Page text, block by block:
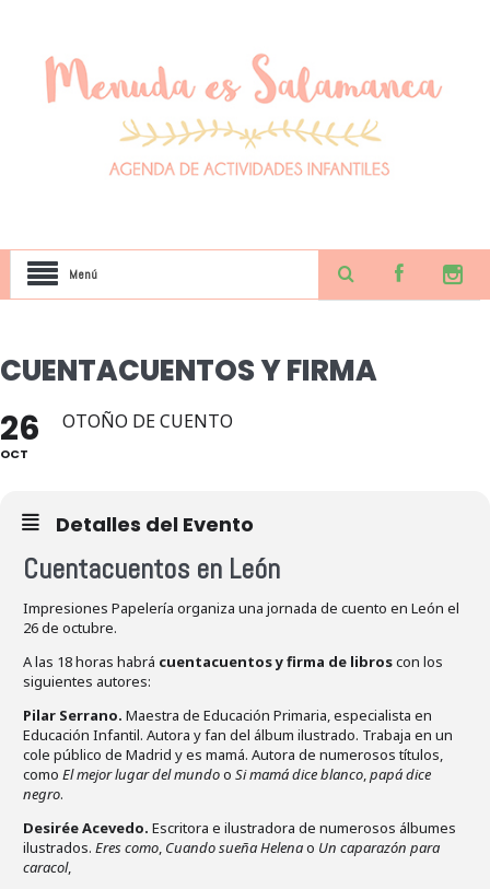
Menú
CUENTACUENTOS Y FIRMA
26
OCT
OTOÑO DE CUENTO
Detalles del Evento
Cuentacuentos en León
Impresiones Papelería organiza una jornada de cuento en León el
26 de octubre.
A las 18 horas habrá cuentacuentos y firma de libroscon los
siguientes autores:
Pilar Serrano. Maestra de Educación Primaria, especialista en
Educación Infantil. Autora y fan del álbum ilustrado. Trabaja en un
cole público de Madrid y es mamá. Autora de numerosos títulos,
como El mejor lugar del mundoo Si mamá dice blanco,papá dice
negro.
Desirée Acevedo. Escritora e ilustradora de numerosos álbumes
ilustrados. Eres como, Cuando sueña Helenao Un caparazón para
caracol,